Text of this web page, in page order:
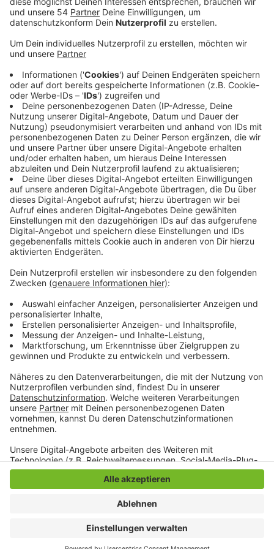
Veröffentlicht:Dienstag, 13.04.2021 14:36
Anzeige
Der Inzidenzwert bei uns liegt seit Sonntag wieder
über 100 und ist seitdem auf 111 gerstiegen. Wird die
Bundes-Notbremse beschlossen, würden die Regeln
nach jetzigem Stand auch für Mönchengladbach
deutlich verschärft. Dann dürfte sich jeder Haushalt
höchstens mit einer weiteren Person treffen.
Geschäfte, Freizeit- und Kultureinrichtungen, so wie
Gastronomie müssten schließen. Neu wäre auch eine
Ausgangssperre zwischen 21 und 5 Uhr.
Zurückgenommen werden dürften das alles erst, wenn
die Inzidenz wieder fünf Tage am Stück unter 100
liegt. Bleibt es bei der Tendenz der letzten Tage in
Mönchengladbach, dürfte die Notbremse also direkt
greifen. Und auch der geplante Start
Mönchengladbachs als Modellkommune wäre damit
hinfällig.
Anzeige